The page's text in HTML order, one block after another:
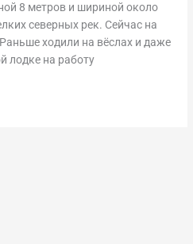
8 метров и шириной около
северных рек. Сейчас на
ходили на вёслах и даже
лодке на работу